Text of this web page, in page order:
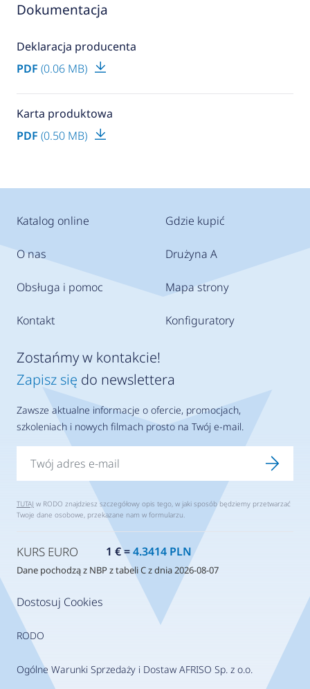
Dokumentacja
Deklaracja producenta
PDF (0.06 MB)
Karta produktowa
PDF (0.50 MB)
Katalog online
O nas
Obsługa i pomoc
Kontakt
Gdzie kupić
Drużyna A
Mapa strony
Konfiguratory
Dostosuj Cookies
RODO
Ogólne Warunki Sprzedaży i Dostaw AFRISO Sp. z o.o.
Zostańmy w kontakcie!
Zapisz się do newslettera
Zawsze aktualne informacje o ofercie, promocjach,
szkoleniach i nowych filmach prosto na Twój e-mail.
TUTAJ w RODO znajdziesz szczegółowy opis tego, w jaki sposób będziemy przetwarzać
Twoje dane osobowe, przekazane nam w formularzu.
KURS EURO 1 € =4.3414 PLN
Dane pochodzą z NBP z tabeli C z dnia 2026-08-07